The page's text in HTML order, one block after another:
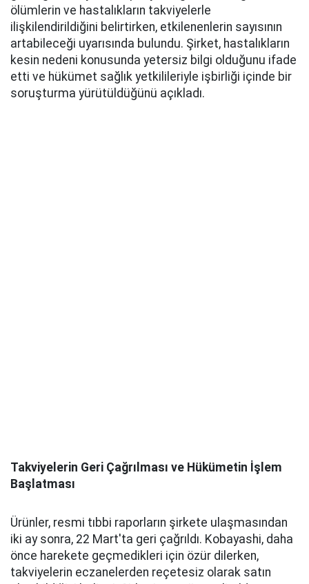
ölümlerin ve hastalıkların takviyelerle
ilişkilendirildiğini belirtirken, etkilenenlerin sayısının
artabileceği uyarısında bulundu. Şirket, hastalıkların
kesin nedeni konusunda yetersiz bilgi olduğunu ifade
etti ve hükümet sağlık yetkilileriyle işbirliği içinde bir
soruşturma yürütüldüğünü açıkladı.
Takviyelerin Geri Çağrılması ve Hükümetin İşlem
Başlatması
Ürünler, resmi tıbbi raporların şirkete ulaşmasından
iki ay sonra, 22 Mart'ta geri çağrıldı. Kobayashi, daha
önce harekete geçmedikleri için özür dilerken,
takviyelerin eczanelerden reçetesiz olarak satın